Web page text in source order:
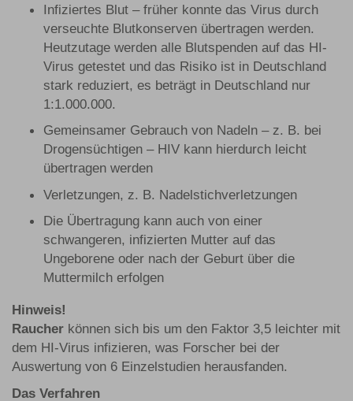
Infiziertes Blut – früher konnte das Virus durch
verseuchte Blutkonserven übertragen werden.
Heutzutage werden alle Blutspenden auf das HI-
Virus getestet und das Risiko ist in Deutschland
stark reduziert, es beträgt in Deutschland nur
1:1.000.000.
Gemeinsamer Gebrauch von Nadeln – z. B. bei
Drogensüchtigen – HIV kann hierdurch leicht
übertragen werden
Verletzungen, z. B. Nadelstichverletzungen
Die Übertragung kann auch von einer
schwangeren, infizierten Mutter auf das
Ungeborene oder nach der Geburt über die
Muttermilch erfolgen
Hinweis!
Raucher können sich bis um den Faktor 3,5 leichter mit
dem HI-Virus infizieren, was Forscher bei der
Auswertung von 6 Einzelstudien herausfanden.
Das Verfahren